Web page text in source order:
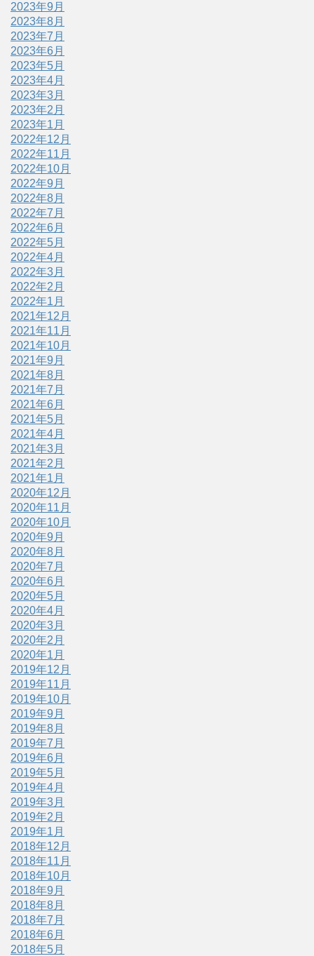
2023年9月
2023年8月
2023年7月
2023年6月
2023年5月
2023年4月
2023年3月
2023年2月
2023年1月
2022年12月
2022年11月
2022年10月
2022年9月
2022年8月
2022年7月
2022年6月
2022年5月
2022年4月
2022年3月
2022年2月
2022年1月
2021年12月
2021年11月
2021年10月
2021年9月
2021年8月
2021年7月
2021年6月
2021年5月
2021年4月
2021年3月
2021年2月
2021年1月
2020年12月
2020年11月
2020年10月
2020年9月
2020年8月
2020年7月
2020年6月
2020年5月
2020年4月
2020年3月
2020年2月
2020年1月
2019年12月
2019年11月
2019年10月
2019年9月
2019年8月
2019年7月
2019年6月
2019年5月
2019年4月
2019年3月
2019年2月
2019年1月
2018年12月
2018年11月
2018年10月
2018年9月
2018年8月
2018年7月
2018年6月
2018年5月